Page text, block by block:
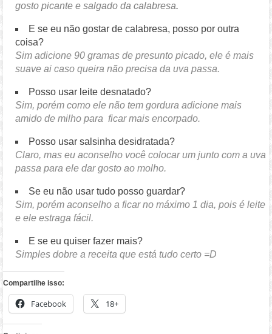
gosto picante e salgado da calabresa.
E se eu não gostar de calabresa, posso por outra
coisa?
Sim adicione 90 gramas de presunto picado, ele é mais
suave ai caso queira não precisa da uva passa.
Posso usar leite desnatado?
Sim, porém como ele não tem gordura adicione mais
amido de milho para ficar mais encorpado.
Posso usar salsinha desidratada?
Claro, mas eu aconselho você colocar um junto com a uva
passa para ele dar gosto ao molho.
Se eu não usar tudo posso guardar?
Sim, porém aconselho a ficar no máximo 1 dia, pois é leite
e ele estraga fácil.
E se eu quiser fazer mais?
Simples dobre a receita que está tudo certo =D
Compartilhe isso:
Facebook 18+